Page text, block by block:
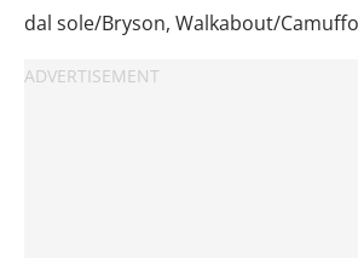
dal sole/Bryson, Walkabout/